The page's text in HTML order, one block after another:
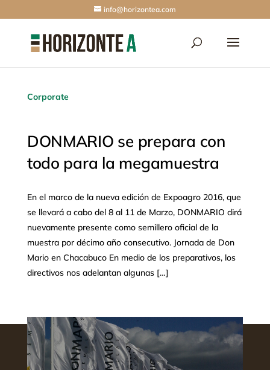
info@horizontea.com
Corporate
DONMARIO se prepara con
todo para la megamuestra
En el marco de la nueva edición de Expoagro 2016, que
se llevará a cabo del 8 al 11 de Marzo, DONMARIO dirá
nuevamente presente como semillero oficial de la
muestra por décimo año consecutivo. Jornada de Don
Mario en Chacabuco En medio de los preparativos, los
directivos nos adelantan algunas […]